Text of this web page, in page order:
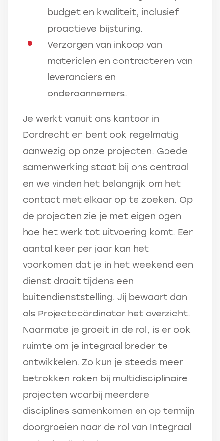
budget en kwaliteit, inclusief
proactieve bijsturing.
Verzorgen van inkoop van
materialen en contracteren van
leveranciers en
onderaannemers.
Je werkt vanuit ons kantoor in
Dordrecht en bent ook regelmatig
aanwezig op onze projecten. Goede
samenwerking staat bij ons centraal
en we vinden het belangrijk om het
contact met elkaar op te zoeken. Op
de projecten zie je met eigen ogen
hoe het werk tot uitvoering komt. Een
aantal keer per jaar kan het
voorkomen dat je in het weekend een
dienst draait tijdens een
buitendienststelling. Jij bewaart dan
als Projectcoördinator het overzicht.
Naarmate je groeit in de rol, is er ook
ruimte om je integraal breder te
ontwikkelen. Zo kun je steeds meer
betrokken raken bij multidisciplinaire
projecten waarbij meerdere
disciplines samenkomen en op termijn
doorgroeien naar de rol van Integraal